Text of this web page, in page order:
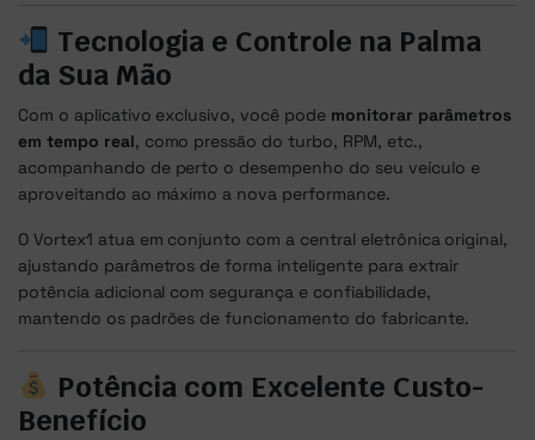
Tecnologia e Controle na Palma
da Sua Mão
Com o aplicativo exclusivo, você pode monitorar parâmetros
em tempo real, como pressão do turbo, RPM, etc.,
acompanhando de perto o desempenho do seu veículo e
aproveitando ao máximo a nova performance.
O Vortex1 atua em conjunto com a central eletrônica original,
ajustando parâmetros de forma inteligente para extrair
potência adicional com segurança e confiabilidade,
mantendo os padrões de funcionamento do fabricante.
Potência com Excelente Custo-
Benefício